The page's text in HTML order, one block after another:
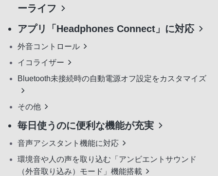
ーライフ
アプリ「Headphones Connect」に対応
外音コントロール
イコライザー
Bluetooth未接続時の自動電源オフ設定をカスタマイズ
その他
毎日使うのに便利な機能が充実
音声アシスタント機能に対応
環境音や人の声を取り込む「アンビエントサウンド
（外音取り込み）モード」機能搭載